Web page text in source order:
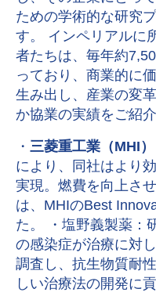
ための学術的な研究
す。 インペリアルに
者たちは、毎年約
っており、商業的に
生み出し、産業の変
か協業の実績をご紹介
・ 三菱重工業（MHI）
により、同社はより
実現。燃費を向上さ
は、MHIのBest
た。 ・塩野義製薬：
の感染症が治療に対
調査し、抗生物質耐
しい治療法の開発に